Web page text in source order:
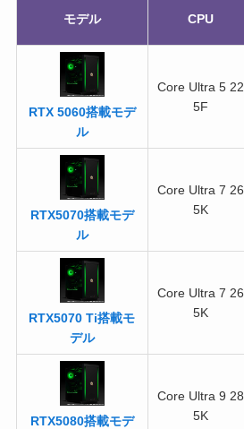
モデル CPU
RTX 5060搭載モデ
ル
Core Ultra 5 22
5F
RTX5070搭載モデ
ル
Core Ultra 7 26
5K
RTX5070 Ti搭載モ
デル
Core Ultra 7 26
5K
RTX5080搭載モデ
Core Ultra 9 28
5K